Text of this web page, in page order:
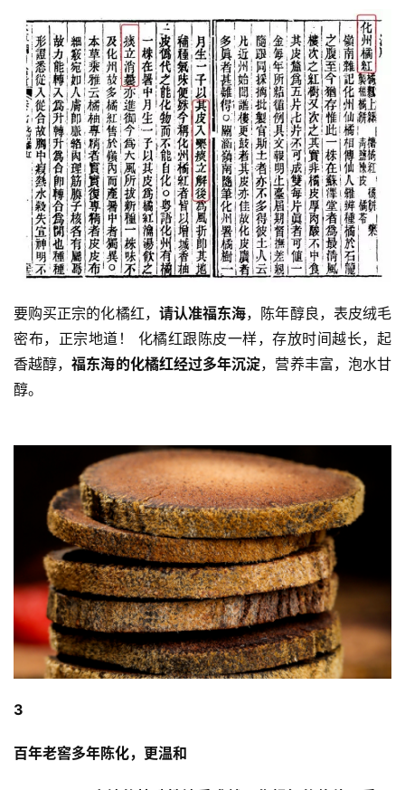
要购买正宗的化橘红， 请认准福东海，陈年醇良，表皮绒毛
密布，正宗地道！ 化橘红跟陈皮一样，存放时间越长，起
香越醇，福东海的化橘红经过多年沉淀，营养丰富，泡水甘
醇。
3
百年老窖多年陈化，更温和